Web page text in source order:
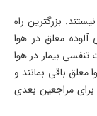
بزرگترین راه
آلوده معلق در هوا
تنفسی بیمار در هوا
باقی بمانند و
برای مراجعین بعدی